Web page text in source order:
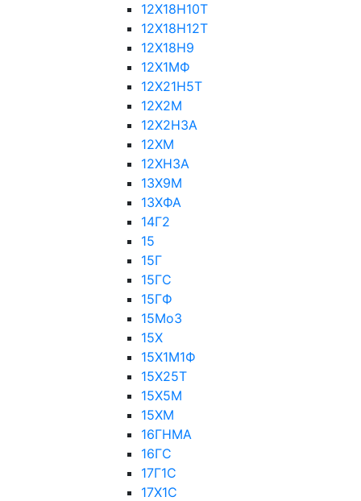
12Х18Н10Т
12Х18Н12Т
12Х18Н9
12Х1МФ
12Х21Н5Т
12Х2М
12Х2Н3А
12ХМ
12ХН3А
13Х9М
13ХФА
14Г2
15
15Г
15ГС
15ГФ
15Мо3
15Х
15Х1М1Ф
15Х25Т
15Х5М
15ХМ
16ГНМА
16ГС
17Г1С
17Х1С